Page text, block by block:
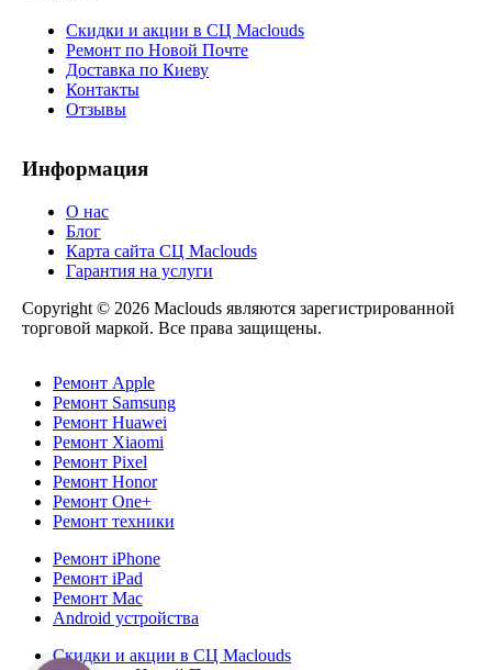
Скидки и акции в СЦ Maclouds
Ремонт по Новой Почте
Доставка по Киеву
Контакты
Отзывы
Информация
О нас
Блог
Карта сайта СЦ Maclouds
Гарантия на услуги
Copyright © 2026 Maclouds являются зарегистрированной
торговой маркой. Все права защищены.
Ремонт Apple
Ремонт Samsung
Ремонт Huawei
Ремонт Xiaomi
Ремонт Pixel
Ремонт Honor
Ремонт One+
Ремонт техники
Ремонт iPhone
Ремонт iPad
Ремонт Mac
Android устройства
Скидки и акции в СЦ Maclouds